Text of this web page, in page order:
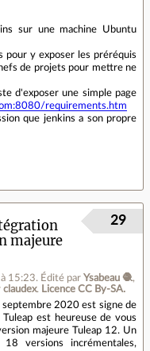
sur une machine Ubuntu
pour y exposer les préréquis
de projets pour mettre ne
d'exposer une simple page
requirements.htm
que jenkins a son propre
majeure
15:23. Édité par Ysabeau 🧶,
claudex. Licence CC By‑SA.
29
septembre 2020 est signe de
Tuleap est heureuse de vous
majeure Tuleap 12. Un
versions incrémentales,